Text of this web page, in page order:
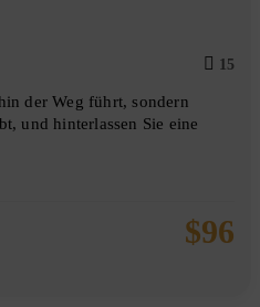
15
der Weg führt, sondern
und hinterlassen Sie eine
$96